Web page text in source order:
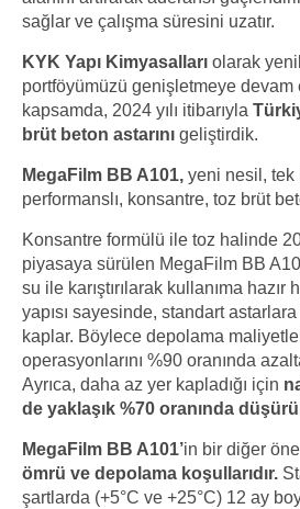
sağlar ve çalışma süresini uzatır.
KYK Yapı Kimyasalları olarak
portföyümüzü genişletmeye devam
kapsamda, 2024 yılı itibarıyla
brüt beton astarını geliştirdik.
MegaFilm BB A101, yeni nesil,
performanslı, konsantre, toz brüt
Konsantre formülü ile toz halinde
piyasaya sürülen MegaFilm BB
su ile karıştırılarak kullanıma
yapısı sayesinde, standart
kaplar. Böylece depolama
operasyonlarını %90 oranında
Ayrıca, daha az yer kapladığı için
de yaklaşık %70 oranında
MegaFilm BB A101’in bir diğer
ömrü ve depolama koşullarıdır.
şartlarda (+5°C ve +25°C) 12 ay